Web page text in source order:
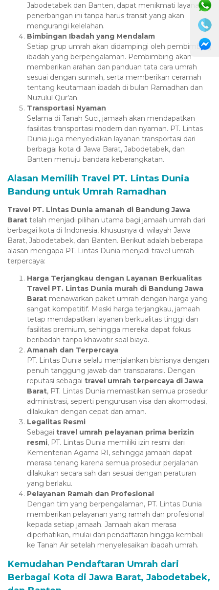
Jabodetabek dan Banten, dapat menikmati layanan
penerbangan ini tanpa harus transit yang akan
mengurangi kelelahan.
Bimbingan Ibadah yang Mendalam
Setiap grup umrah akan didampingi oleh pembimbing
ibadah yang berpengalaman. Pembimbing akan
memberikan arahan dan panduan tata cara umrah
sesuai dengan sunnah, serta memberikan ceramah
tentang keutamaan ibadah di bulan Ramadhan dan
Nuzulul Qur’an.
Transportasi Nyaman
Selama di Tanah Suci, jamaah akan mendapatkan
fasilitas transportasi modern dan nyaman. PT. Lintas
Dunia juga menyediakan layanan transportasi dari
berbagai kota di Jawa Barat, Jabodetabek, dan
Banten menuju bandara keberangkatan.
Alasan Memilih Travel PT. Lintas Dunia
Bandung untuk Umrah Ramadhan
Travel PT. Lintas Dunia amanah di Bandung Jawa
Barat telah menjadi pilihan utama bagi jamaah umrah dari
berbagai kota di Indonesia, khususnya di wilayah Jawa
Barat, Jabodetabek, dan Banten. Berikut adalah beberapa
alasan mengapa PT. Lintas Dunia menjadi travel umrah
terpercaya:
Harga Terjangkau dengan Layanan Berkualitas
Travel PT. Lintas Dunia murah di Bandung Jawa
Barat menawarkan paket umrah dengan harga yang
sangat kompetitif. Meski harga terjangkau, jamaah
tetap mendapatkan layanan berkualitas tinggi dan
fasilitas premium, sehingga mereka dapat fokus
beribadah tanpa khawatir soal biaya.
Amanah dan Terpercaya
PT. Lintas Dunia selalu menjalankan bisnisnya dengan
penuh tanggung jawab dan transparansi. Dengan
reputasi sebagai travel umrah terpercaya di Jawa
Barat, PT. Lintas Dunia memastikan semua prosedur
administrasi, seperti pengurusan visa dan akomodasi,
dilakukan dengan cepat dan aman.
Legalitas Resmi
Sebagai travel umrah pelayanan prima berizin
resmi, PT. Lintas Dunia memiliki izin resmi dari
Kementerian Agama RI, sehingga jamaah dapat
merasa tenang karena semua prosedur perjalanan
dilakukan secara sah dan sesuai dengan peraturan
yang berlaku.
Pelayanan Ramah dan Profesional
Dengan tim yang berpengalaman, PT. Lintas Dunia
memberikan pelayanan yang ramah dan profesional
kepada setiap jamaah. Jamaah akan merasa
diperhatikan, mulai dari pendaftaran hingga kembali
ke Tanah Air setelah menyelesaikan ibadah umrah.
Kemudahan Pendaftaran Umrah dari
Berbagai Kota di Jawa Barat, Jabodetabek,